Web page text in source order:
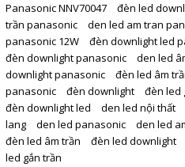
Panasonic NNV70047
đèn led
trần panasonic
den led am tran
panasonic 12W
đèn downlight led
đèn downlight panasonic
den led
downlight panasonic
đèn led âm
panasonic
đèn downlight đèn led
đèn downlight led
den led nội thất
lang
den led panasonic den led
đèn led âm trần
đèn led downlight
led gắn trần